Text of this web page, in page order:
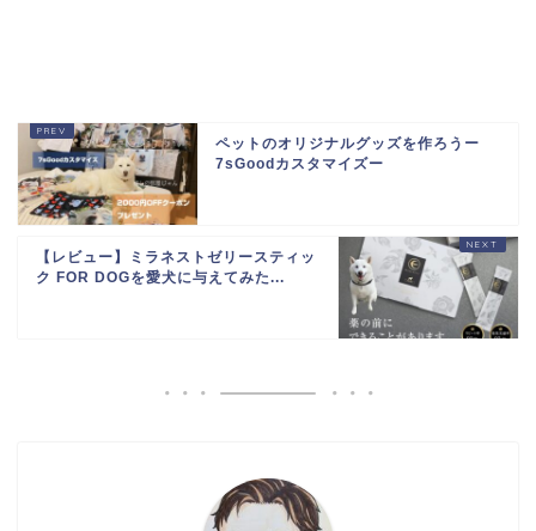
ペットのオリジナルグッズを作ろうー
7sGoodカスタマイズー
【レビュー】ミラネストゼリースティッ
ク FOR DOGを愛犬に与えてみた...